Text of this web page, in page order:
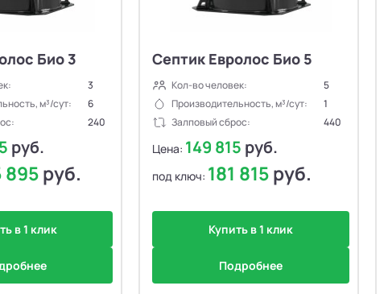
Био 3
3
м³/сут:
6
240
руб.
895руб.
в 1 клик
Септик Евролос Био 5
Кол-во человек:
5
Производительность, м³/сут:
1
Залповый сброс:
440
Цена: 149 815 руб.
под ключ: 181 815руб.
Купить в 1 клик
Подробнее